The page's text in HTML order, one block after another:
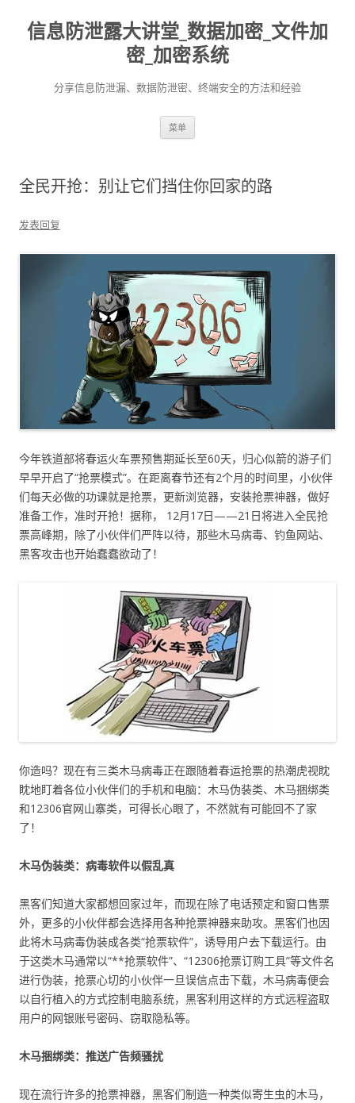
信息防泄露大讲堂_数据加密_文件加
密_加密系统
分享信息防泄漏、数据防泄密、终端安全的方法和经验
菜单
全民开抢：别让它们挡住你回家的路
发表回复
今年铁道部将春运火车票预售期延长至60天，归心似箭的游子们
早早开启了“抢票模式”。在距离春节还有2个月的时间里，小伙伴
们每天必做的功课就是抢票，更新浏览器，安装抢票神器，做好
准备工作，准时开抢！据称， 12月17日——21日将进入全民抢
票高峰期，除了小伙伴们严阵以待，那些木马病毒、钓鱼网站、
黑客攻击也开始蠢蠢欲动了！
你造吗？现在有三类木马病毒正在跟随着春运抢票的热潮虎视眈
眈地盯着各位小伙伴们的手机和电脑：木马伪装类、木马捆绑类
和12306官网山寨类，可得长心眼了，不然就有可能回不了家
了！
木马伪装类：病毒软件以假乱真
黑客们知道大家都想回家过年，而现在除了电话预定和窗口售票
外，更多的小伙伴都会选择用各种抢票神器来助攻。黑客们也因
此将木马病毒伪装成各类“抢票软件”，诱导用户去下载运行。由
于这类木马通常以“**抢票软件”、“12306抢票订购工具”等文件名
进行伪装，抢票心切的小伙伴一旦误信点击下载，木马病毒便会
以自行植入的方式控制电脑系统，黑客利用这样的方式远程盗取
用户的网银账号密码、窃取隐私等。
木马捆绑类：推送广告频骚扰
现在流行许多的抢票神器，黑客们制造一种类似寄生虫的木马，